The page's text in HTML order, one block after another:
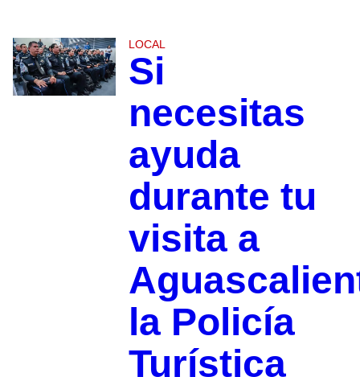
LOCAL
Si
necesitas
ayuda
durante tu
visita a
la Policía
Turística